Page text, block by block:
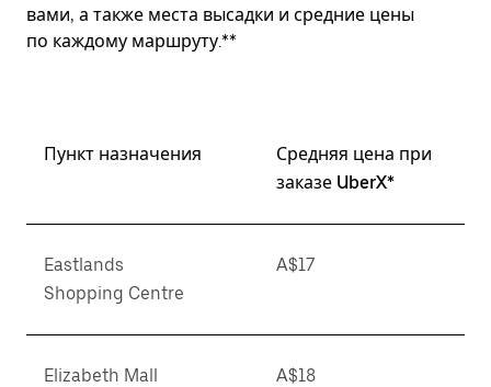
вами, а также места высадки и средние цены
по каждому маршруту.**
Пункт назначения
Средняя цена при
заказе UberX*
Eastlands
Shopping Centre
A$17
Elizabeth Mall A$18